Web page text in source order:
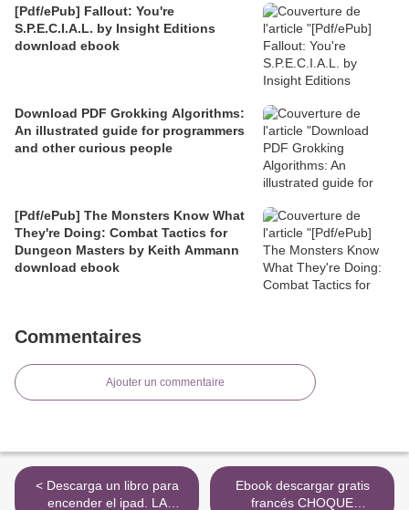
[Pdf/ePub] Fallout: You're
S.P.E.C.I.A.L. by Insight Editions
download ebook
Download PDF Grokking Algorithms:
An illustrated guide for programmers
and other curious people
[Pdf/ePub] The Monsters Know What
They're Doing: Combat Tactics for
Dungeon Masters by Keith Ammann
download ebook
Commentaires
Ajouter un commentaire
< Descarga un libro para
encender el ipad. LA
Ebook descargar gratis
francés CHOQUE